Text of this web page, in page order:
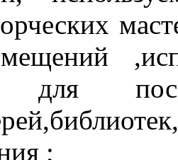
для
;